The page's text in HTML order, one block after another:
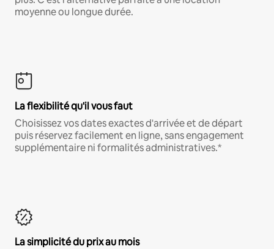
moyenne ou longue durée.
La flexibilité qu'il vous faut
Choisissez vos dates exactes d'arrivée et de départ
puis réservez facilement en ligne, sans engagement
supplémentaire ni formalités administratives.*
La simplicité du prix au mois